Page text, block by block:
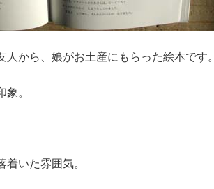
から、娘がお土産にもらった絵本です。
。
いた雰囲気。